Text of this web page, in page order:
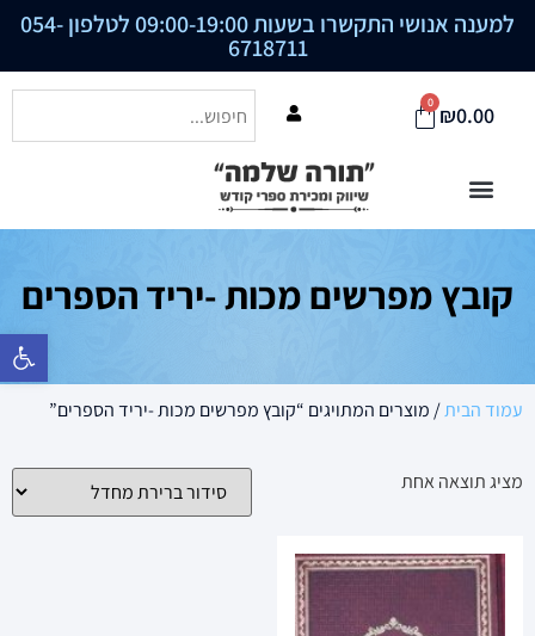
פתח סרגל
למענה אנושי התקשרו בשעות 09:00-19:00 לטלפון 054-
6718711
₪0.00
0
קובץ מפרשים מכות -יריד הספרים
עמוד הבית/ מוצרים המתויגים “קובץ מפרשים מכות -יריד הספרים”
מציג תוצאה אחת